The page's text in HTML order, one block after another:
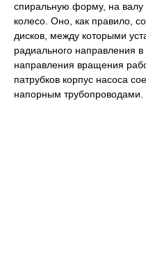
спиральную форму, на валу
колесо. Оно, как правило,
дисков, между которыми
радиального направления
направления вращения
патрубков корпус насоса
напорным трубопроводами.